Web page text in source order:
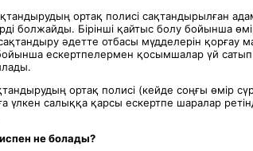
ортақ полисі сақтандырылған
болжайды. Бірінші қайтыс болу бойынша
әдетте отбасы мүдделерін қорғау
ескертпелермен қосымшалар үй
ортақ полисі (кейде соңғы өмір
үлкен салыққа қарсы ескертпе шаралар
не болады?